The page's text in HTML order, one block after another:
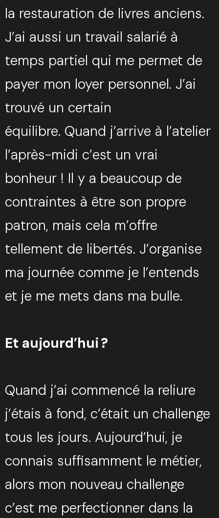
la restauration de livres anciens.
J’ai aussi un travail salarié à
temps partiel qui me permet de
payer mon loyer personnel. J’ai
trouvé un certain
équilibre. Quand j’arrive à l’atelier
l’après-midi c’est un vrai
bonheur ! Il y a beaucoup de
contraintes à être son propre
patron, mais cela m’offre
tellement de libertés. J’organise
ma journée comme je l’entends
et je me mets dans ma bulle.
Et aujourd’hui ?
Quand j’ai commencé la reliure
j’étais à fond, c’était un challenge
tous les jours. Aujourd’hui, je
connais suffisamment le métier,
alors mon nouveau challenge
c’est me perfectionner dans la
Trouvez votre session
Sélectionnez une manufacture
Sélectionnez une durée
Valider